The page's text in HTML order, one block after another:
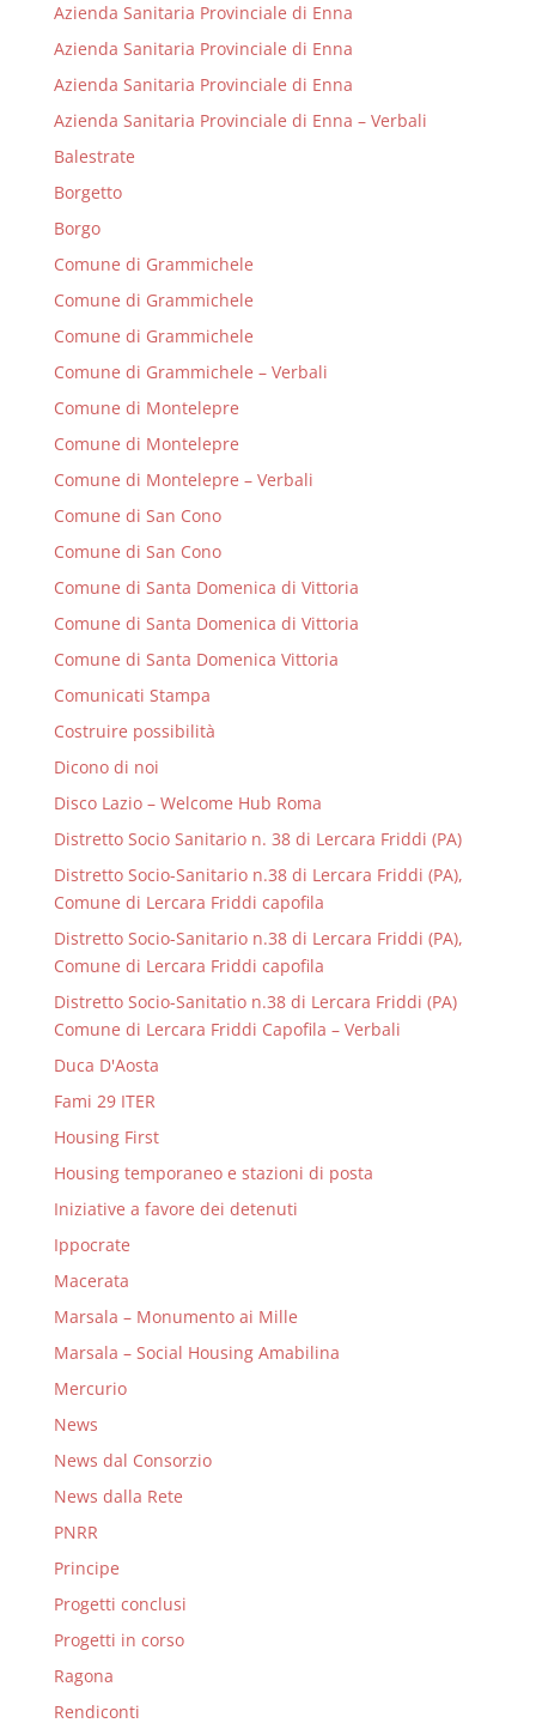
Azienda Sanitaria Provinciale di Enna
Azienda Sanitaria Provinciale di Enna
Azienda Sanitaria Provinciale di Enna
Azienda Sanitaria Provinciale di Enna – Verbali
Balestrate
Borgetto
Borgo
Comune di Grammichele
Comune di Grammichele
Comune di Grammichele
Comune di Grammichele – Verbali
Comune di Montelepre
Comune di Montelepre
Comune di Montelepre – Verbali
Comune di San Cono
Comune di San Cono
Comune di Santa Domenica di Vittoria
Comune di Santa Domenica di Vittoria
Comune di Santa Domenica Vittoria
Comunicati Stampa
Costruire possibilità
Dicono di noi
Disco Lazio – Welcome Hub Roma
Distretto Socio Sanitario n. 38 di Lercara Friddi (PA)
Distretto Socio-Sanitario n.38 di Lercara Friddi (PA),
Comune di Lercara Friddi capofila
Distretto Socio-Sanitario n.38 di Lercara Friddi (PA),
Comune di Lercara Friddi capofila
Distretto Socio-Sanitatio n.38 di Lercara Friddi (PA)
Comune di Lercara Friddi Capofila – Verbali
Duca D'Aosta
Fami 29 ITER
Housing First
Housing temporaneo e stazioni di posta
Iniziative a favore dei detenuti
Ippocrate
Macerata
Marsala – Monumento ai Mille
Marsala – Social Housing Amabilina
Mercurio
News
News dal Consorzio
News dalla Rete
PNRR
Principe
Progetti conclusi
Progetti in corso
Ragona
Rendiconti